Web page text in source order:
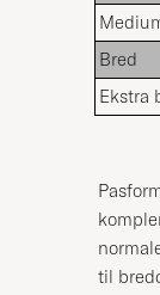
Bred
Ekstra
til